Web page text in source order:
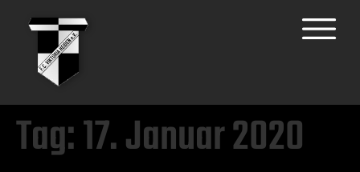
Tag:17. Januar 2020